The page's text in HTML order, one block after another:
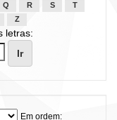
Q R S
T
Z
letras:
Em ordem: